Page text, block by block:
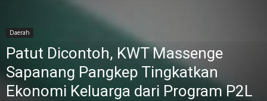
Daerah
Patut Dicontoh, KWT Massenge
Sapanang Pangkep Tingkatkan
Ekonomi Keluarga dari Program P2L